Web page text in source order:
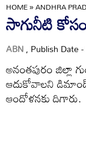
HOME»ANDHRA
సాగునీటి కోసం
ABN, Publish Date
అనంతపురం జిల్లా
ఆదుకోవాలని డిమాండ్‌
ఆందోళనకు దిగారు.